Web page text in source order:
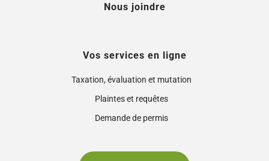
Nous joindre
Vos services en ligne
Taxation, évaluation et mutation
Plaintes et requêtes
Demande de permis